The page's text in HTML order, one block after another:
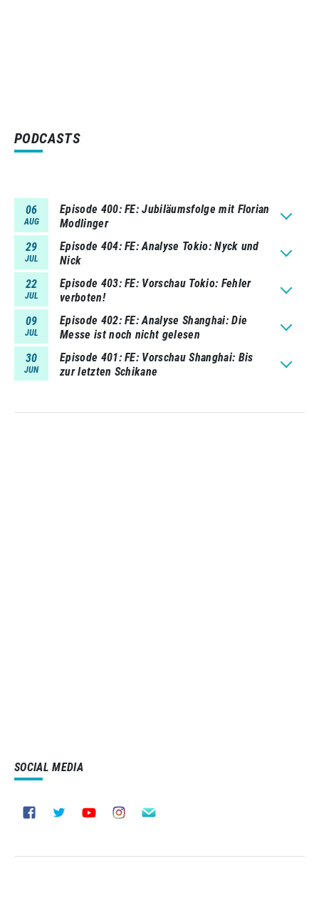
PODCASTS
06
AUG
Episode 400 FE: Jubiläumsfolge mit Florian
Modlinger
29
JUL
Episode 404 FE: Analyse Tokio: Nyck und
Nick
22
JUL
Episode 403 FE: Vorschau Tokio: Fehler
verboten!
09
JUL
Episode 402 FE: Analyse Shanghai: Die
Messe ist noch nicht gelesen
30
JUN
Episode 401 FE: Vorschau Shanghai: Bis
zur letzten Schikane
SOCIAL MEDIA